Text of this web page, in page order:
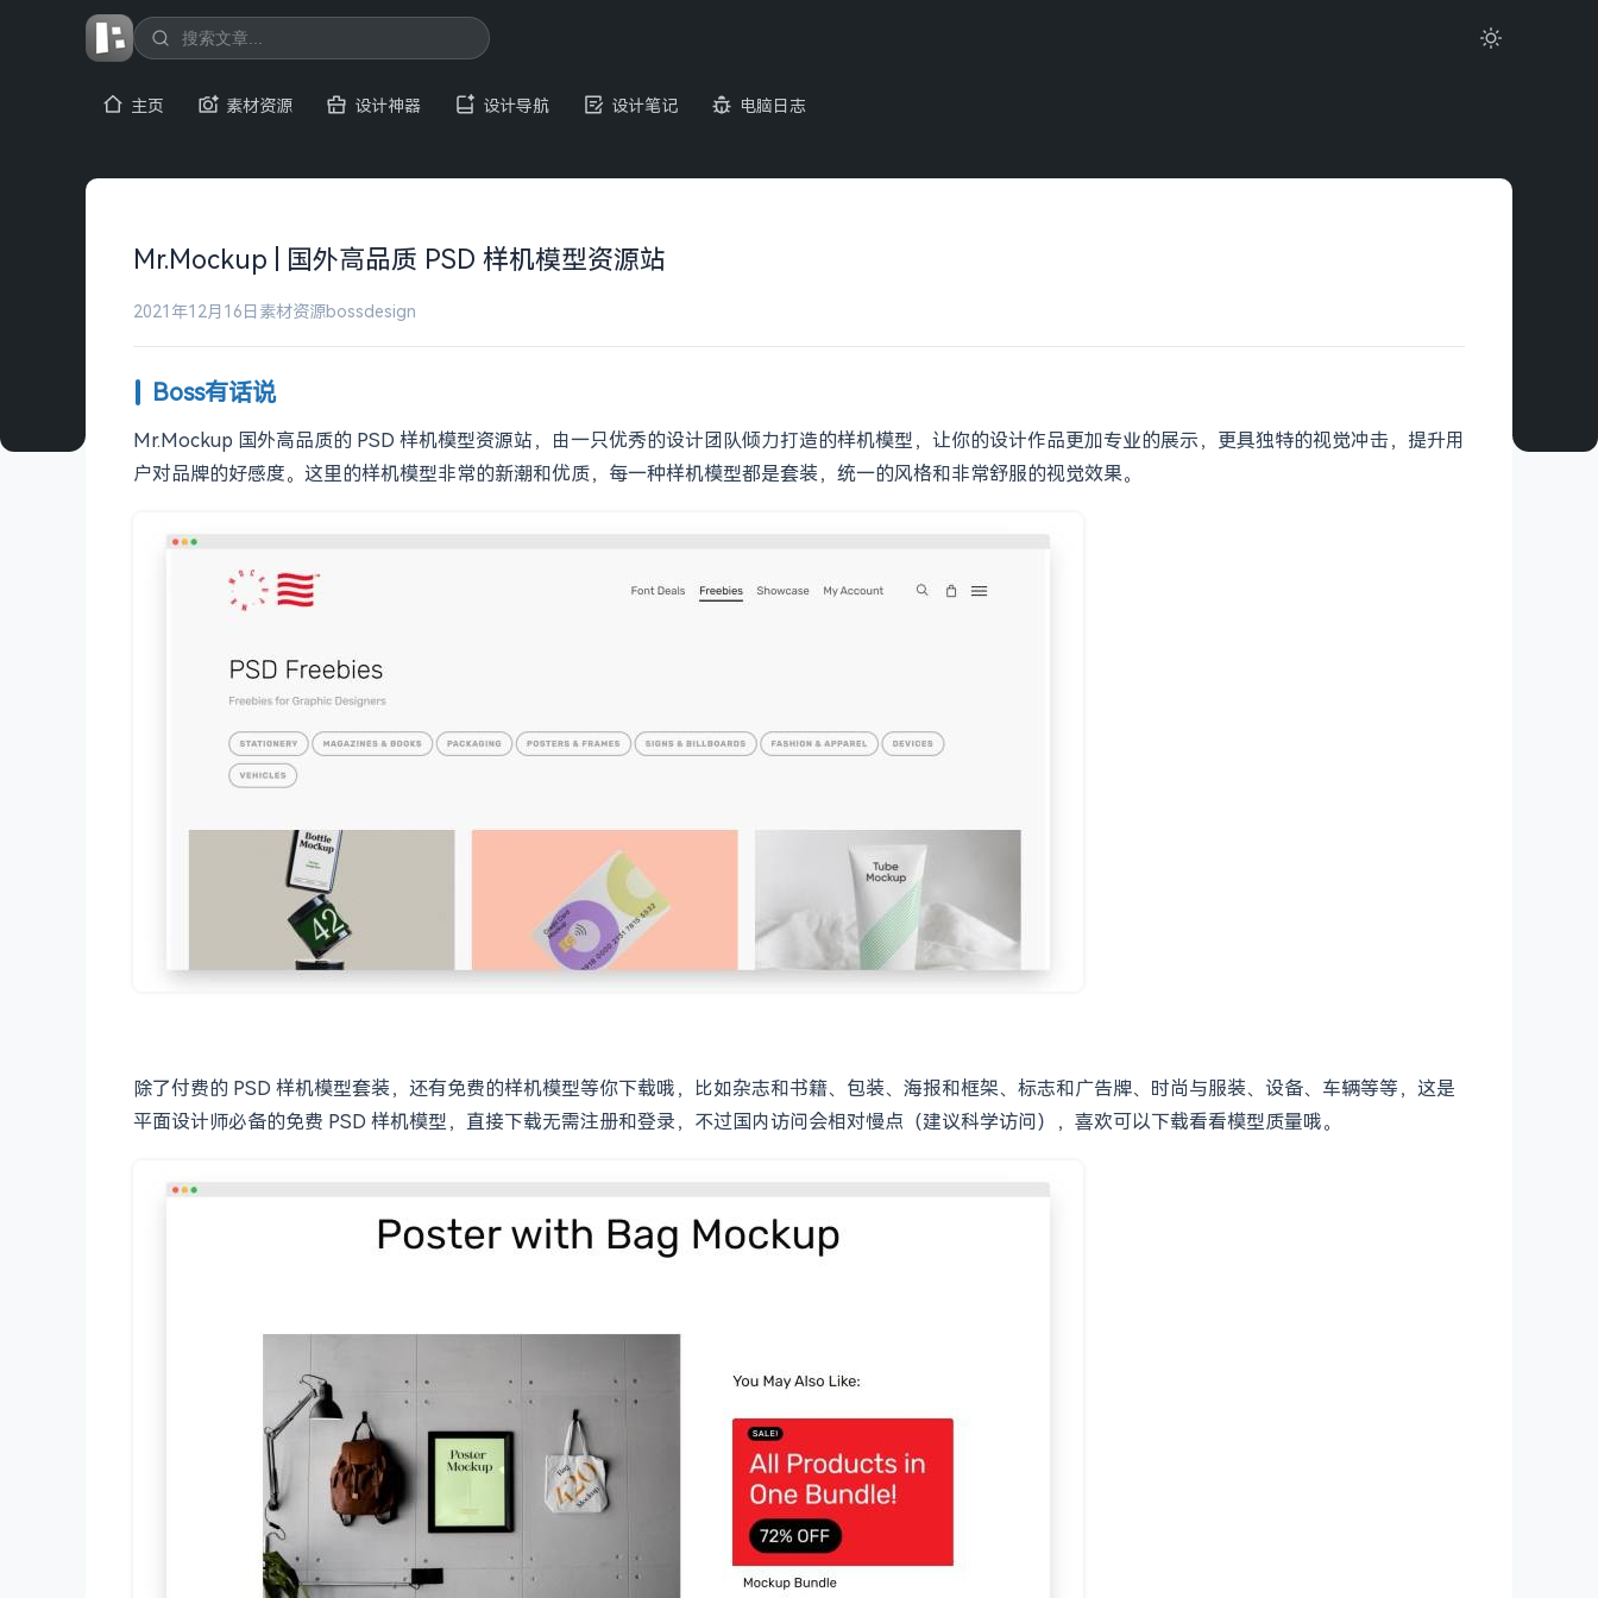
主页 素材资源 设计神器 设计导航 设计笔记 电脑日志
Mr.Mockup | 国外高品质 PSD 样机模型资源站
2021年12月16日 素材资源bossdesign
Boss有话说
Mr.Mockup 国外高品质的 PSD 样机模型资源站，由一只优秀的设计团队倾力打造的样机模型，让你的设计作品更加专业的展示，更具独特的视觉冲击，提升用
户对品牌的好感度。这里的样机模型非常的新潮和优质，每一种样机模型都是套装，统一的风格和非常舒服的视觉效果。
除了付费的 PSD 样机模型套装，还有免费的样机模型等你下载哦，比如杂志和书籍、包装、海报和框架、标志和广告牌、时尚与服装、设备、车辆等等，这是
平面设计师必备的免费 PSD 样机模型，直接下载无需注册和登录，不过国内访问会相对慢点（建议科学访问），喜欢可以下载看看模型质量哦。